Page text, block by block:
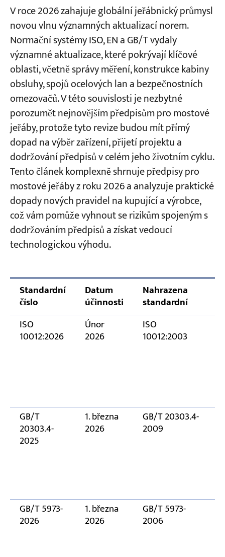
Projekty
Blogy
Zprávy
Aplikace
O nás
Kontaktujte nás
III. Evropské normy (EN)
EN 13001-3-5:2025 – Jeřáby – Obecná
konstrukce – Mezní stavy a prokázání
způsobilosti kovaných a litinových ocelových
háků
Tváří v tvář novým standardům, vyberte si
spolehlivého partnera pro dodržování
předpisů
Proč si vybrat KUANGSHANCRANE jako
svého partnera pro výrobu jeřábů?
Vlastní továrna, globální lídr
Reálná zkušenost s projektem
Dovolte nám být vaší zárukou shody s
předpisy
Mají nové normy zpětné požadavky pro
stávající zařízení?
Zvýší nové standardy náklady na vybavení?
Je certifikace ISO 10012:2026 povinná?
V roce 2026 zahajuje globální jeřábnický průmysl
novou vlnu významných aktualizací norem.
Normační systémy ISO, EN a GB/T vydaly
významné aktualizace, které pokrývají klíčové
oblasti, včetně správy měření, konstrukce kabiny
obsluhy, spojů ocelových lan a bezpečnostních
omezovačů. V této souvislosti je nezbytné
porozumět nejnovějším předpisům pro mostové
jeřáby, protože tyto revize budou mít přímý
dopad na výběr zařízení, přijetí projektu a
dodržování předpisů v celém jeho životním cyklu.
Tento článek komplexně shrnuje předpisy pro
mostové jeřáby z roku 2026 a analyzuje praktické
dopady nových pravidel na kupující a výrobce,
což vám pomůže vyhnout se rizikům spojeným s
dodržováním předpisů a získat vedoucí
technologickou výhodu.
Standardní
číslo
Datum
účinnosti
Nahrazena
standardní
ISO
10012:2026
Únor
2026
ISO
10012:2003
GB/T
20303.4-
2025
1. března
2026
GB/T 20303.4-
2009
GB/T 5973-
2026
1. března
2026
GB/T 5973-
2006